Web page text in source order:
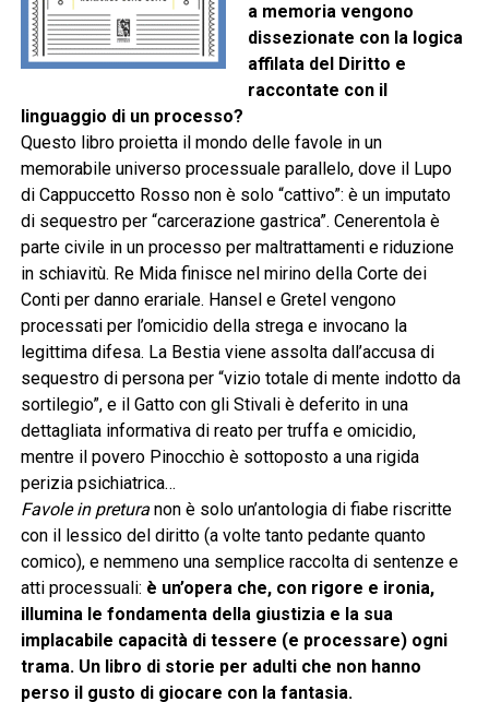
a memoria vengono
dissezionate con la logica
affilata del Diritto e
raccontate con il
linguaggio di un processo?
Questo libro proietta il mondo delle favole in un
memorabile universo processuale parallelo, dove il Lupo
di Cappuccetto Rosso non è solo “cattivo”: è un imputato
di sequestro per “carcerazione gastrica”. Cenerentola è
parte civile in un processo per maltrattamenti e riduzione
in schiavitù. Re Mida finisce nel mirino della Corte dei
Conti per danno erariale. Hansel e Gretel vengono
processati per l’omicidio della strega e invocano la
legittima difesa. La Bestia viene assolta dall’accusa di
sequestro di persona per “vizio totale di mente indotto da
sortilegio”, e il Gatto con gli Stivali è deferito in una
dettagliata informativa di reato per truffa e omicidio,
mentre il povero Pinocchio è sottoposto a una rigida
perizia psichiatrica…
Favole in preturanon è solo un’antologia di fiabe riscritte
con il lessico del diritto (a volte tanto pedante quanto
comico), e nemmeno una semplice raccolta di sentenze e
atti processuali: è un’opera che, con rigore e ironia,
illumina le fondamenta della giustizia e la sua
implacabile capacità di tessere (e processare) ogni
trama. Un libro di storie per adulti che non hanno
perso il gusto di giocare con la fantasia.